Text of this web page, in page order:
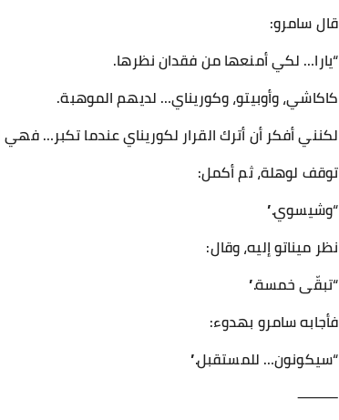
قال سامرو:
“يارا… لكي أمنعها من فقدان نظرها.
كاكاشي، وأوبيتو، وكوريناي… لديهم الموهبة.
لكنني أفكر أن أترك القرار لكوريناي عندما تكبر…
توقف لوهلة، ثم أكمل:
“وشيسوي.”
نظر ميناتو إليه، وقال:
“تبقّى خمسة.”
فأجابه سامرو بهدوء:
“سيكونون… للمستقبل.”
⸻